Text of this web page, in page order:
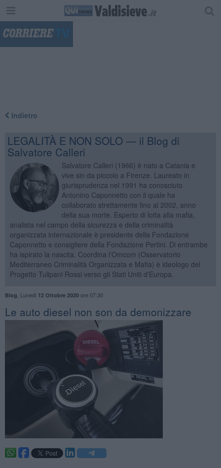
Indietro
LEGALITÀ E NON SOLO — il Blog di
Salvatore Calleri
Salvatore Calleri (1966) è nato a Catania e
vive sin da piccolo a Firenze. Laureato in
giurisprudenza nel 1991 ha conosciuto
Antonino Caponnetto con il quale ha
collaborato strettamente fino al 2002, anno
della sua morte. Esperto di lotta alla mafia,
analista nel campo della sicurezza e della criminalità
organizzata internazionale è presidente della Fondazione
Caponnetto e consigliere della Fondazione Pertini. Di entrambe
ha ispirato la nascita. Coordina l'Omcom (Osservatorio
Mediterraneo Criminalità Organizzata e Mafia) è ideologo del
Progetto Tulipani Rossi verso gli Stati Uniti d'Europa.
Blog Lunedì 12 Ottobre 2020ore 07:30
Le auto diesel non son da demonizzare